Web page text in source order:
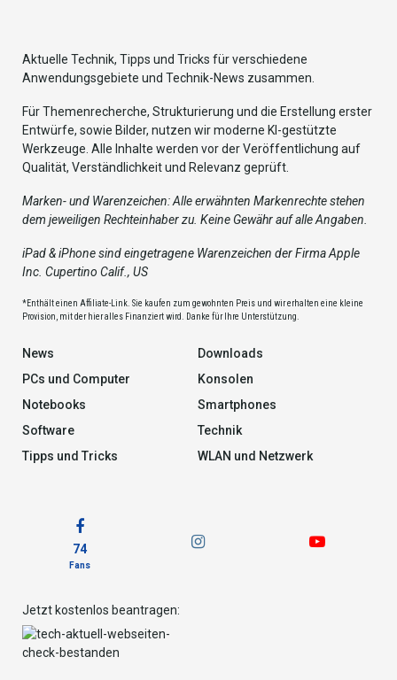
Aktuelle Technik, Tipps und Tricks für verschiedene
Anwendungsgebiete und Technik-News zusammen.
Für Themenrecherche, Strukturierung und die Erstellung erster
Entwürfe, sowie Bilder, nutzen wir moderne KI-gestützte
Werkzeuge. Alle Inhalte werden vor der Veröffentlichung auf
Qualität, Verständlichkeit und Relevanz geprüft.
Marken- und Warenzeichen: Alle erwähnten Markenrechte stehen
dem jeweiligen Rechteinhaber zu. Keine Gewähr auf alle Angaben.
iPad & iPhone sind eingetragene Warenzeichen der Firma Apple
Inc. Cupertino Calif., US
*Enthält einen Affiliate-Link. Sie kaufen zum gewohnten Preis und wir erhalten eine kleine
Provision, mit der hier alles Finanziert wird. Danke für Ihre Unterstützung.
News
Downloads
PCs und Computer
Konsolen
Notebooks
Smartphones
Software
Technik
Tipps und Tricks
WLAN und Netzwerk
74
Fans
Jetzt kostenlos beantragen: